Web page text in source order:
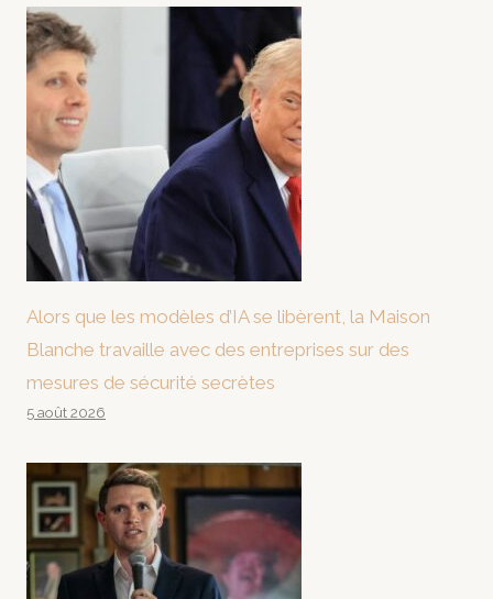
Alors que les modèles d’IA se libèrent, la Maison
Blanche travaille avec des entreprises sur des
mesures de sécurité secrètes
5 août 2026